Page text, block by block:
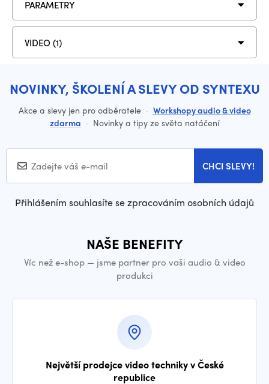
PARAMETRY
VIDEO (1)
NOVINKY, ŠKOLENÍ A SLEVY OD SYNTEXU
Akce a slevy jen pro odběratele · Workshopy audio & video
zdarma · Novinky a tipy ze světa natáčení
CHCI SLEVY!
Přihlášením souhlasíte se zpracováním osobních údajů
NAŠE BENEFITY
Víc než e-shop — jsme partner pro vaši audio & video
produkci
Největší prodejce video techniky v České
republice